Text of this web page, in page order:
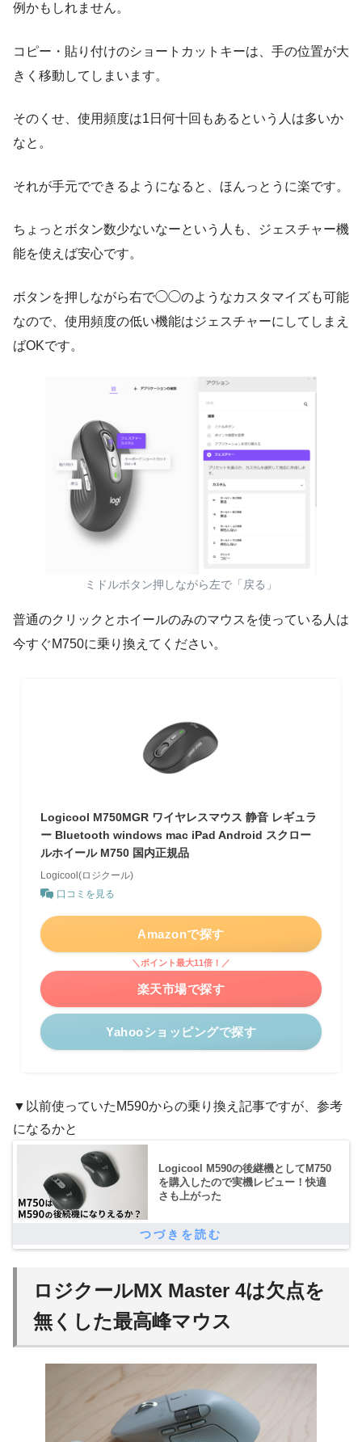
例かもしれません。
コピー・貼り付けのショートカットキーは、手の位置が大
きく移動してしまいます。
そのくせ、使用頻度は1日何十回もあるという人は多いか
なと。
それが手元でできるようになると、ほんっとうに楽です。
ちょっとボタン数少ないなーという人も、ジェスチャー機
能を使えば安心です。
ボタンを押しながら右で◯◯のようなカスタマイズも可能
なので、使用頻度の低い機能はジェスチャーにしてしまえ
ばOKです。
ミドルボタン押しながら左で「戻る」
普通のクリックとホイールのみのマウスを使っている人は
今すぐM750に乗り換えてください。
Logicool M750MGR ワイヤレスマウス 静音 レギュラ
ー Bluetooth windows mac iPad Android スクロー
ルホイール M750 国内正規品
Logicool(ロジクール)
口コミを見る
Amazonで探す
＼ポイント最大11倍！／
楽天市場で探す
Yahooショッピングで探す
▼以前使っていたM590からの乗り換え記事ですが、参考
になるかと
Logicool M590の後継機としてM750
を購入したので実機レビュー！快適
さも上がった
ロジクールMX Master 4は欠点を
無くした最高峰マウス